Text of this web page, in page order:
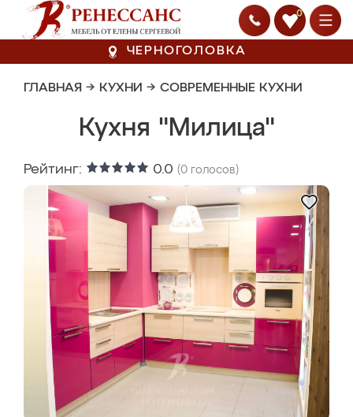
0
ЧЕРНОГОЛОВКА
ГЛАВНАЯ → КУХНИ → СОВРЕМЕННЫЕ КУХНИ
Кухня "Милица"
Рейтинг: 0.0 (0 голосов)